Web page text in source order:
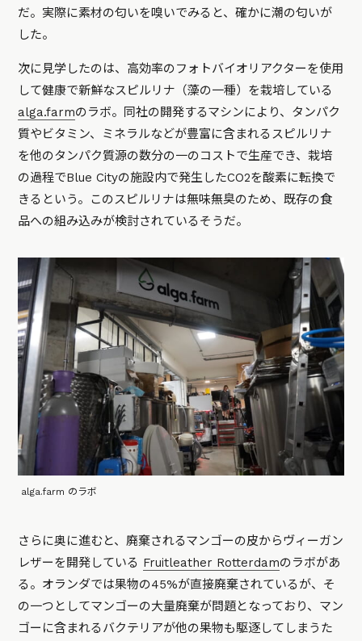
だ。実際に素材の匂いを嗅いでみると、確かに潮の匂いが
した。
次に見学したのは、高効率のフォトバイオリアクターを使用
して健康で新鮮なスピルリナ（藻の一種）を栽培している
alga.farmのラボ。同社の開発するマシンにより、タンパク
質やビタミン、ミネラルなどが豊富に含まれるスピルリナ
を他のタンパク質源の数分の一のコストで生産でき、栽培
の過程でBlue Cityの施設内で発生したCO2を酸素に転換で
きるという。このスピルリナは無味無臭のため、既存の食
品への組み込みが検討されているそうだ。
alga.farm のラボ
さらに奥に進むと、廃棄されるマンゴーの皮からヴィーガン
レザーを開発している Fruitleather Rotterdamのラボがあ
る。オランダでは果物の45%が直接廃棄されているが、そ
の一つとしてマンゴーの大量廃棄が問題となっており、マン
ゴーに含まれるバクテリアが他の果物も駆逐してしまうた